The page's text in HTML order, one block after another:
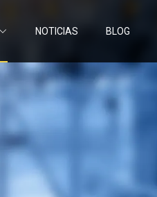
NOTICIAS BLOG